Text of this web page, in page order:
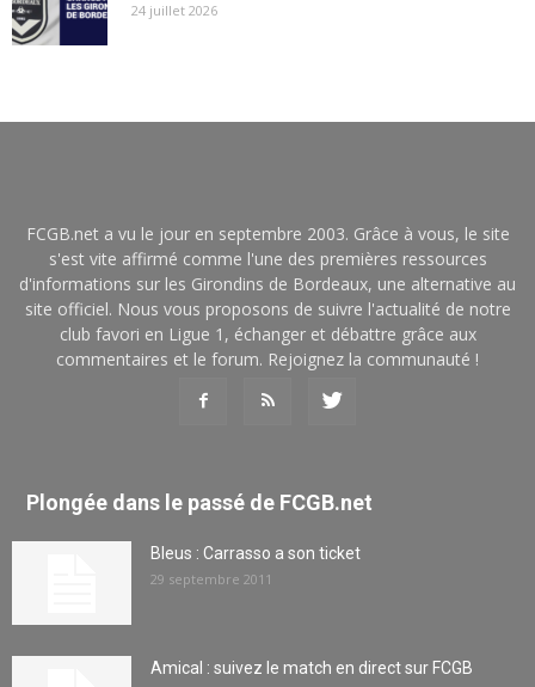
24 juillet 2026
FCGB.net a vu le jour en septembre 2003. Grâce à vous, le site
s'est vite affirmé comme l'une des premières ressources
d'informations sur les Girondins de Bordeaux, une alternative au
site officiel. Nous vous proposons de suivre l'actualité de notre
club favori en Ligue 1, échanger et débattre grâce aux
commentaires et le forum. Rejoignez la communauté !
Plongée dans le passé de FCGB.net
Bleus : Carrasso a son ticket
29 septembre 2011
Amical : suivez le match en direct sur FCGB